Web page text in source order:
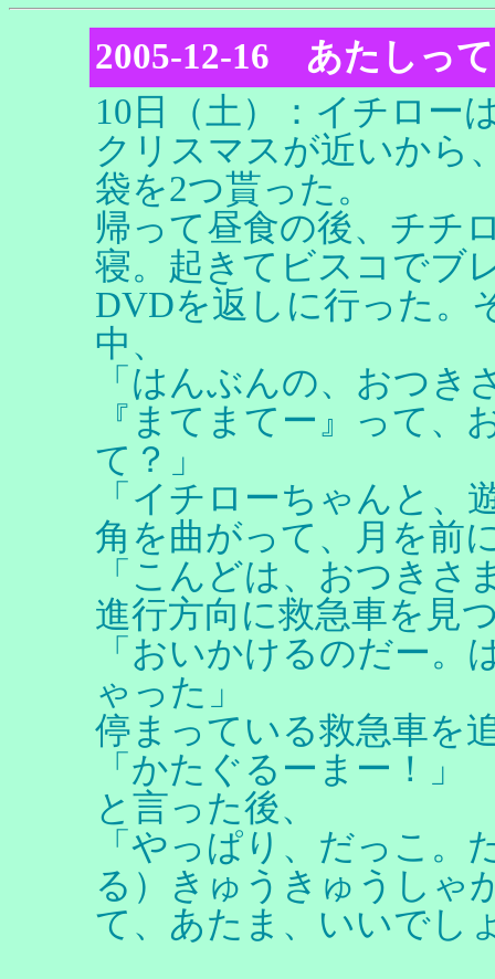
2005-12-16 あたしっ
10日（土）：イチロー
クリスマスが近いから
袋を2つ貰った。
帰って昼食の後、チチ
寝。起きてビスコでブ
DVDを返しに行った。
中、
「はんぶんの、おつき
『まてまてー』って、
て？」
「イチローちゃんと、
角を曲がって、月を前
「こんどは、おつきさ
進行方向に救急車を見
「おいかけるのだー
ゃった」
停まっている救急車を
「かたぐるーまー！」
と言った後、
「やっぱり、だっこ。
る）きゅうきゅうしゃ
て、あたま、いいでし